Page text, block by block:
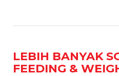
LEBIH BANYAK
FEEDING &